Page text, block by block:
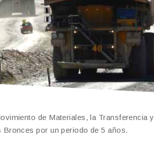
de Materiales, la Transferencia y
por un periodo de 5 años.